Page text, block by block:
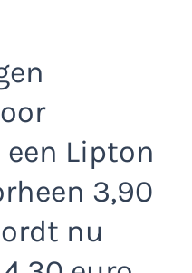
Lipton
3,90
nu